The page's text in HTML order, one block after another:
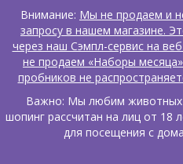
Внимание: Мы не продаем и
запросу в нашем магазине.
через наш Сэмпл-сервис на
не продаем «Наборы
пробников не
Важно: Мы любим животных
шопинг рассчитан на лиц от
для посещения с